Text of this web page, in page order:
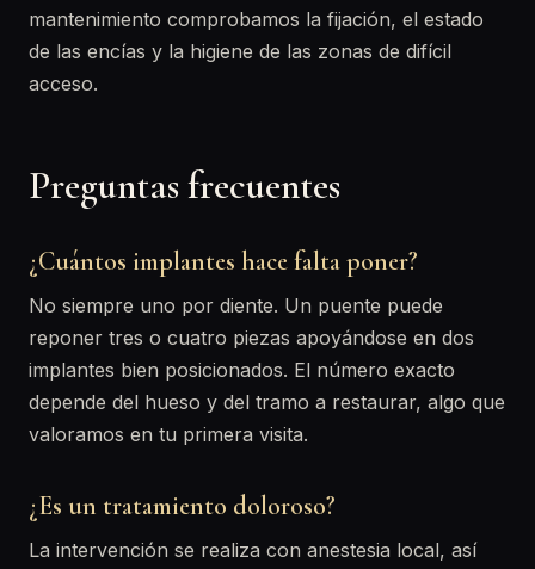
mantenimiento comprobamos la fijación, el estado
de las encías y la higiene de las zonas de difícil
acceso.
Preguntas frecuentes
¿Cuántos implantes hace falta poner?
No siempre uno por diente. Un puente puede
reponer tres o cuatro piezas apoyándose en dos
implantes bien posicionados. El número exacto
depende del hueso y del tramo a restaurar, algo que
valoramos en tu primera visita.
¿Es un tratamiento doloroso?
La intervención se realiza con anestesia local, así